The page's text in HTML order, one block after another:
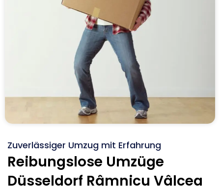
Zuverlässiger Umzug mit Erfahrung
Reibungslose Umzüge
Düsseldorf Râmnicu Vâlcea